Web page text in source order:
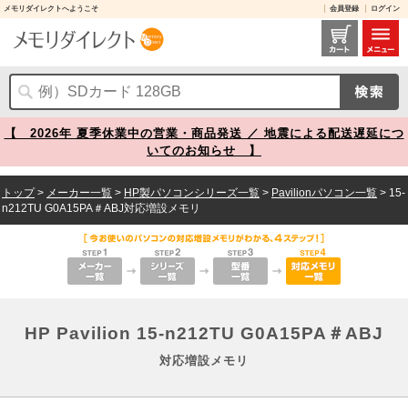
メモリダイレクトへようこそ 会員登録 ログイン
HP Pavilion 15-n212TU G0A15PA＃ABJ 対応増設メモリ メモリダイレクト
【 2026年 夏季休業中の営業・商品発送 ／ 地震による配送遅延につ
いてのお知らせ 】
トップ> メーカー一覧 > HP製パソコンシリーズ一覧 > Pavilionパソコン一覧 > 15-
n212TU G0A15PA＃ABJ対応増設メモリ
HP Pavilion 15-n212TU G0A15PA＃ABJ
対応増設メモリ